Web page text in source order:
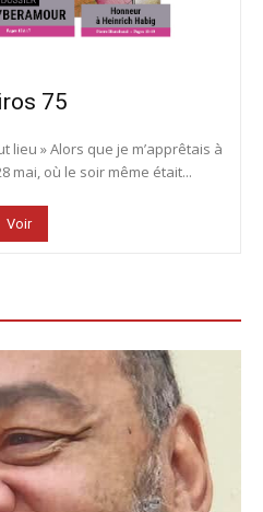
75
lieu » Alors que je m’apprêtais à
mai, où le soir même était...
Voir